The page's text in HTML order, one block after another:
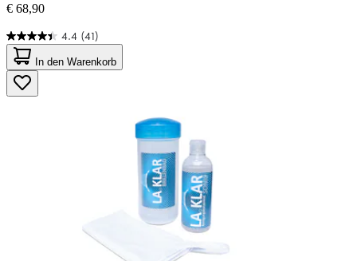
€ 68,90
4.4 (41)
4.4
von
5
Sternen.
41
In den Warenkorb